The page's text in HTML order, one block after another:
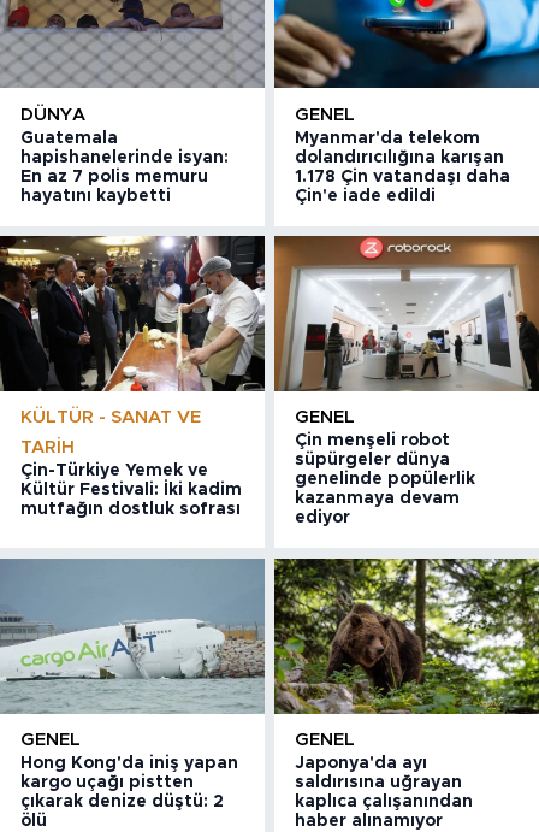
DÜNYA
Guatemala
hapishanelerinde isyan:
En az 7 polis memuru
hayatını kaybetti
GENEL
Myanmar'da telekom
dolandırıcılığına karışan
1.178 Çin vatandaşı daha
Çin'e iade edildi
KÜLTÜR - SANAT VE
TARIH
Çin-Türkiye Yemek ve
Kültür Festivali: İki kadim
mutfağın dostluk sofrası
GENEL
Çin menşeli robot
süpürgeler dünya
genelinde popülerlik
kazanmaya devam
ediyor
GENEL
Hong Kong'da iniş yapan
kargo uçağı pistten
çıkarak denize düştü: 2
ölü
GENEL
Japonya'da ayı
saldırısına uğrayan
kaplıca çalışanından
haber alınamıyor